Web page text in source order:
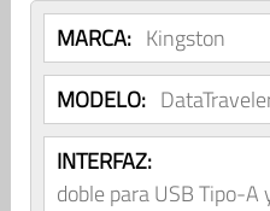
MARCA: Kingston
MODELO:
INTERFAZ:
doble para USB Tipo-A